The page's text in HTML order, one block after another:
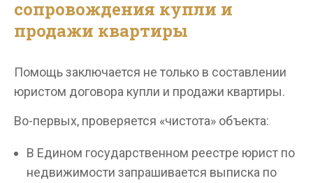
сопровождения купли и
продажи квартиры
Помощь заключается не только в составлении
юристом договора купли и продажи квартиры.
Во-первых, проверяется «чистота» объекта:
В Едином государственном реестре юрист по
недвижимости запрашивается выписка по